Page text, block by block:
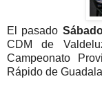
El pasado
CDM de
Campeonato
Rápido de